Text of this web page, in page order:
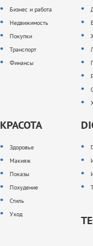
Бизнес и работа
Недвижимость
Покупки
Транспорт
Финансы
КРАСОТА
Здоровье
Макияж
Показы
Похудение
Стиль
Уход